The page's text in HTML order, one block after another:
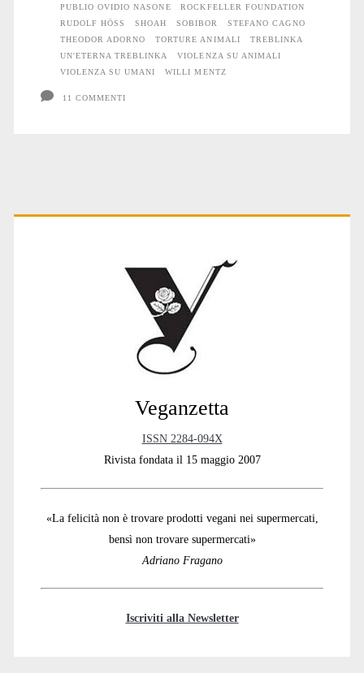
PUBLIO OVIDIO NASONE
ROCKFELLER FOUNDATION
RUDOLF HÖSS
SHOAH SOBIBOR
STEFANO CAGNO
THEODOR ADORNO
TORTURE ANIMALI
TREBLINKA
UN'ETERNA TREBLINKA
VIOLENZA SU ANIMALI
VIOLENZA SU UMANI
WILLI MENTZ
11 COMMENTI
Primary
Veganzetta
ISSN 2284-094X
Rivista fondata il 15 maggio 2007
«La felicità non è trovare prodotti vegani nei supermercati,
bensì non trovare supermercati»
Adriano Fragano
Iscriviti alla Newsletter